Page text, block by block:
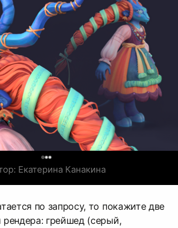
Екатерина Канакина
по запросу, то покажите две
грейшед (серый,